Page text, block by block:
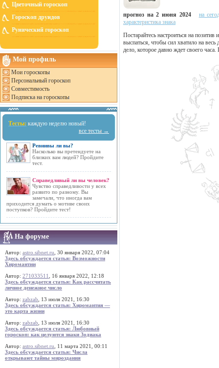
Цветочный гороскоп
Гороскоп друидов
Рунический гороскоп
Мой профиль
Мои гороскопы
Персональный гороскоп
Совместимость
Подписка на гороскопы
Тесты: каждую неделю новый!
все тесты →
Ревнивы ли вы?
Насколько вы претендуете на
близких вам людей? Пройдите
тест.
Справедливый ли вы человек?
Чувство справедливости у всех
развито по разному. Вы
замечали, что иногда вам
приходится думать о мотиве своих
поступков? Пройдите тест!
На форуме
Автор: astro.sibnet.ru , 30 января 2022, 07:04
Здесь обсуждается статья: Возможности
Хиромантии
Автор: 271033511
, 16 января 2022, 12:18
Здесь обсуждается статья: Как рассчитать
личное денежное число
Автор: zabzab , 13 июля 2021, 16:30
Здесь обсуждается статья: Хиромантия —
это карта жизни
Автор: zabzab , 13 июля 2021, 16:30
Здесь обсуждается статья: Любовный
гороскоп: как целуются знаки Зодиака
Автор: astro.sibnet.ru , 11 марта 2021, 00:11
Здесь обсуждается статья: Числа
открывают тайны мироздания
прогноз на 2 июня 2024
на
характеристика знака
Постарайтесь настроиться на
выспаться, чтобы сил хватило на
дело, которое давно ждет своего